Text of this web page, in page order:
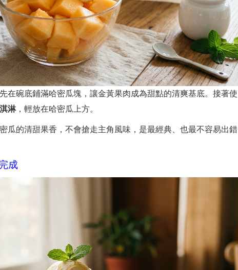
在碗底鋪滿哈密瓜塊，讓金黃果肉成為甜點的清爽基底。接著使
淋，輕放在哈密瓜上方。
瓜的清甜果香，不會搶走主角風味，是最經典、也最不容易出錯
成